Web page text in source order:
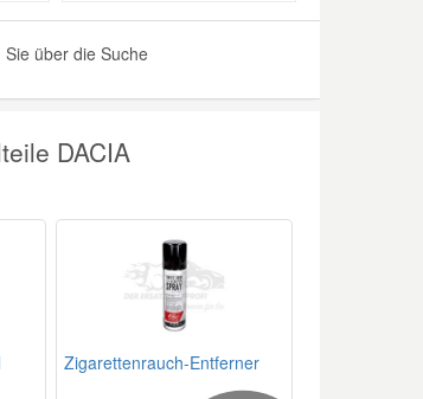
über die Suche
DACIA
Zigarettenrauch-Entferner